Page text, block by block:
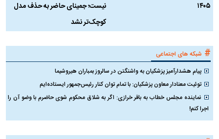
۱۴۰۵
نیست؛ جمینای حاضر به حذف مدل
کوچک‌تر نشد
# شبکه های اجتماعی
پیام هشدارآمیز پزشکیان به واشنگتن در سالروز بمباران هیروشیما
توئیت معنادار معاون پزشکیان: با تمام توان کنار رئیس‌جمهور ایستاده‌ایم
نماینده مجلس خطاب به باقر خرازی: اگر به شلاق محکوم شوی حاضرم با وضو آن را
اجرا کنم!